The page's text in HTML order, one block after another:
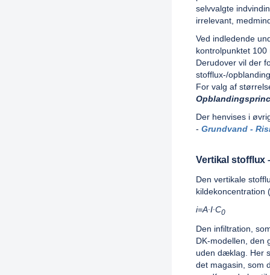
selvvalgte
irrelevant,
Ved indledende
kontrolpunktet
Derudover vil der
stofflux-/
For valg af
Der henvises i
- Grundvand -
Vertikal stofflux
Den vertikale
kildekoncentration
i=A∙I∙C0
Den infiltration,
DK-modellen, den
uden dæklag. Her
det magasin, som